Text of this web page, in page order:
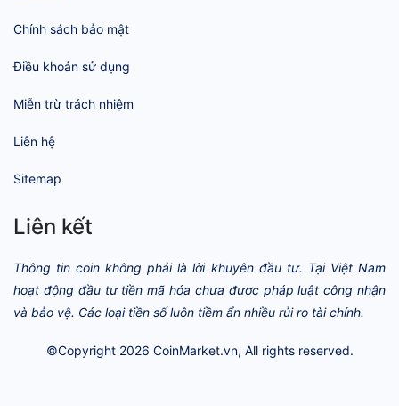
Chính sách bảo mật
Điều khoản sử dụng
Miễn trừ trách nhiệm
Liên hệ
Sitemap
Liên kết
Thông tin coin không phải là lời khuyên đầu tư. Tại Việt Nam
hoạt động đầu tư tiền mã hóa chưa được pháp luật công nhận
và bảo vệ. Các loại tiền số luôn tiềm ẩn nhiều rủi ro tài chính.
©Copyright 2026 CoinMarket.vn, All rights reserved.